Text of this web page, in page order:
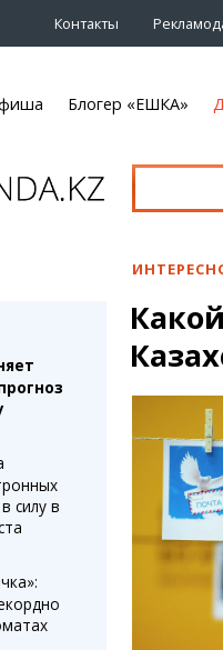
Контакты
Афиша
Театры
Спорт
Выставки
Цирк и
Карты
Web-камеры
Пробки
Карта
Организации
Мой
Перекрытие
Блогер «ЕШКА»
силу в